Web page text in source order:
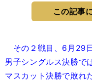
この記事
その２戦目、6月29
男子シングルス決勝で
マスカット決勝で敗れ